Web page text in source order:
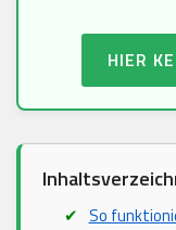
HIER
So